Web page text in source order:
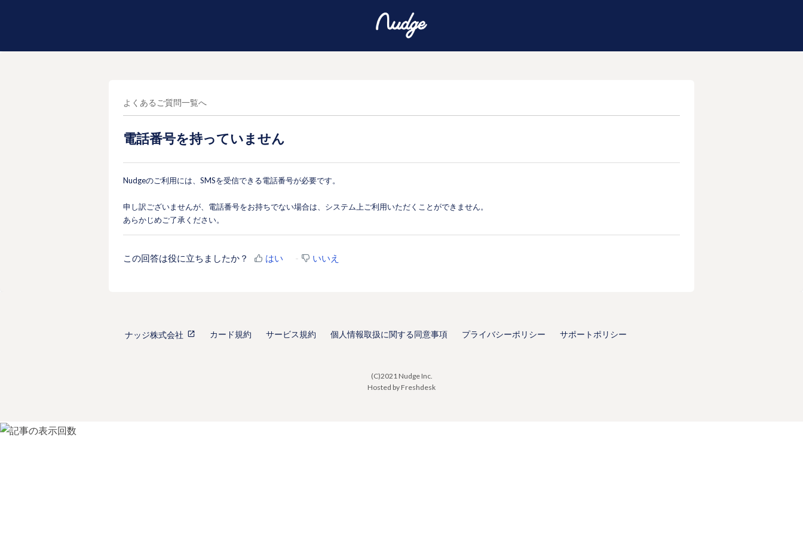
よくあるご質問一覧へ
電話番号を持っていません
Nudgeのご利用には、SMSを受信できる電話番号が必要です。
申し訳ございませんが、電話番号をお持ちでない場合は、システム上ご利用いただくことができません。
あらかじめご了承ください。
この回答は役に立ちましたか？ はい いいえ
ナッジ株式会社 カード規約 サービス規約 個人情報取扱に関する同意事項 プライバシーポリシー サポートポリシー
(C)2021 Nudge Inc.
Hosted by Freshdesk